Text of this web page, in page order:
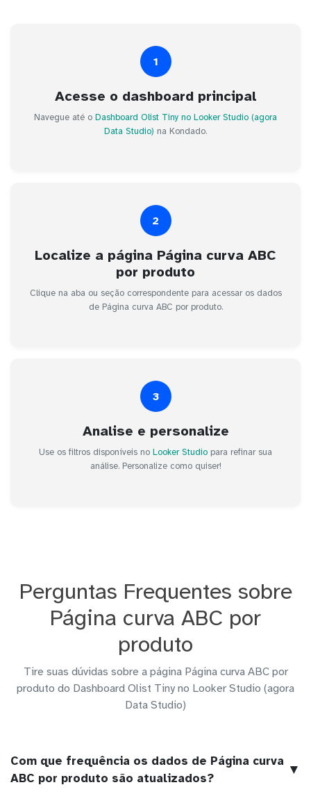
1
Acesse o dashboard principal
Navegue até o Dashboard Olist Tiny no Looker Studio (agora
Data Studio) na Kondado.
2
Localize a página Página curva ABC
por produto
Clique na aba ou seção correspondente para acessar os dados
de Página curva ABC por produto.
3
Analise e personalize
Use os filtros disponíveis no Looker Studio para refinar sua
análise. Personalize como quiser!
Perguntas Frequentes sobre
Página curva ABC por
produto
Tire suas dúvidas sobre a página Página curva ABC por
produto do Dashboard Olist Tiny no Looker Studio (agora
Data Studio)
Com que frequência os dados de Página curva
ABC por produto são atualizados?
▼